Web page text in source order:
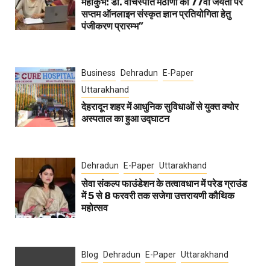
सप्तम ऑनलाइन संस्कृत ज्ञान प्रतियोगिता हेतु
पंजीकरण प्रारम्भ”
Business Dehradun
E-Paper
Uttarakhand
देहरादून शहर में आधुनिक सुविधाओं से युक्त क्योर
अस्पताल का हुआ उद्घाटन
Dehradun E-Paper Uttarakhand
सेवा संकल्प फाउंडेशन के तत्वावधान में परेड ग्राउंड
में 5 से 8 फरवरी तक सजेगा उत्तरायणी कौथिक
महोत्सव
Blog Dehradun E-Paper Uttarakhand